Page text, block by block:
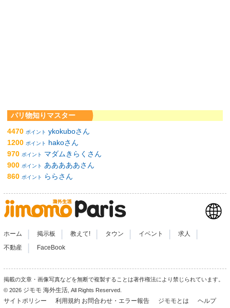
パリ物知りマスター
4470 ポイント ykokuboさん
1200 ポイント
hakoさん
970 ポイント
マダムきらくさん
900 ポイント
あああああさん
860 ポイント ららさん
ホーム 掲示板 教えて! タウン イベント 求人
不動産 FaceBook
掲載の文章・画像写真などを無断で複製することは著作権法により禁じられています。
© 2026 ジモモ 海外生活 , All Rights Reserved.
サイトポリシー 利用規約 お問合わせ・エラー報告 ジモモとは ヘルプ